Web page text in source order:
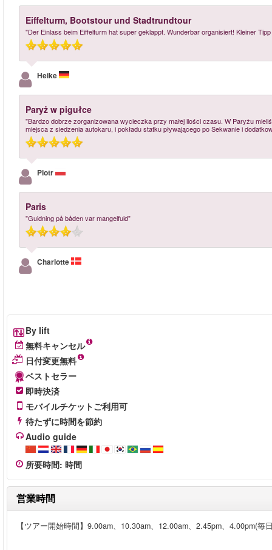
Eiffelturm, Bootstour und Stadtrundtour
"Der Einlass beim Eiffelturm hat super geklappt. Wunderbar organisiert! Kleiner
Heike
Paryż w pigułce
"Bardzo dobrze zorganizowana wycieczka przy małej ilości czasu. W Paryżu
miejsca z siedzenia autokaru, i pokładu statku pływającego po Sekwanie i
Piotr
Paris
"Guidning på båden var mangelfuld"
Charlotte
By lift
無料キャンセル
日付変更無料
ベストセラー
即時決済
モバイルチケットご利用可
待たずに時間を節約
Audio guide
所要時間: 時間
営業時間
【ツアー開始時間】9.00am、10.30am、12.00am、2.45pm、4.00pm(毎